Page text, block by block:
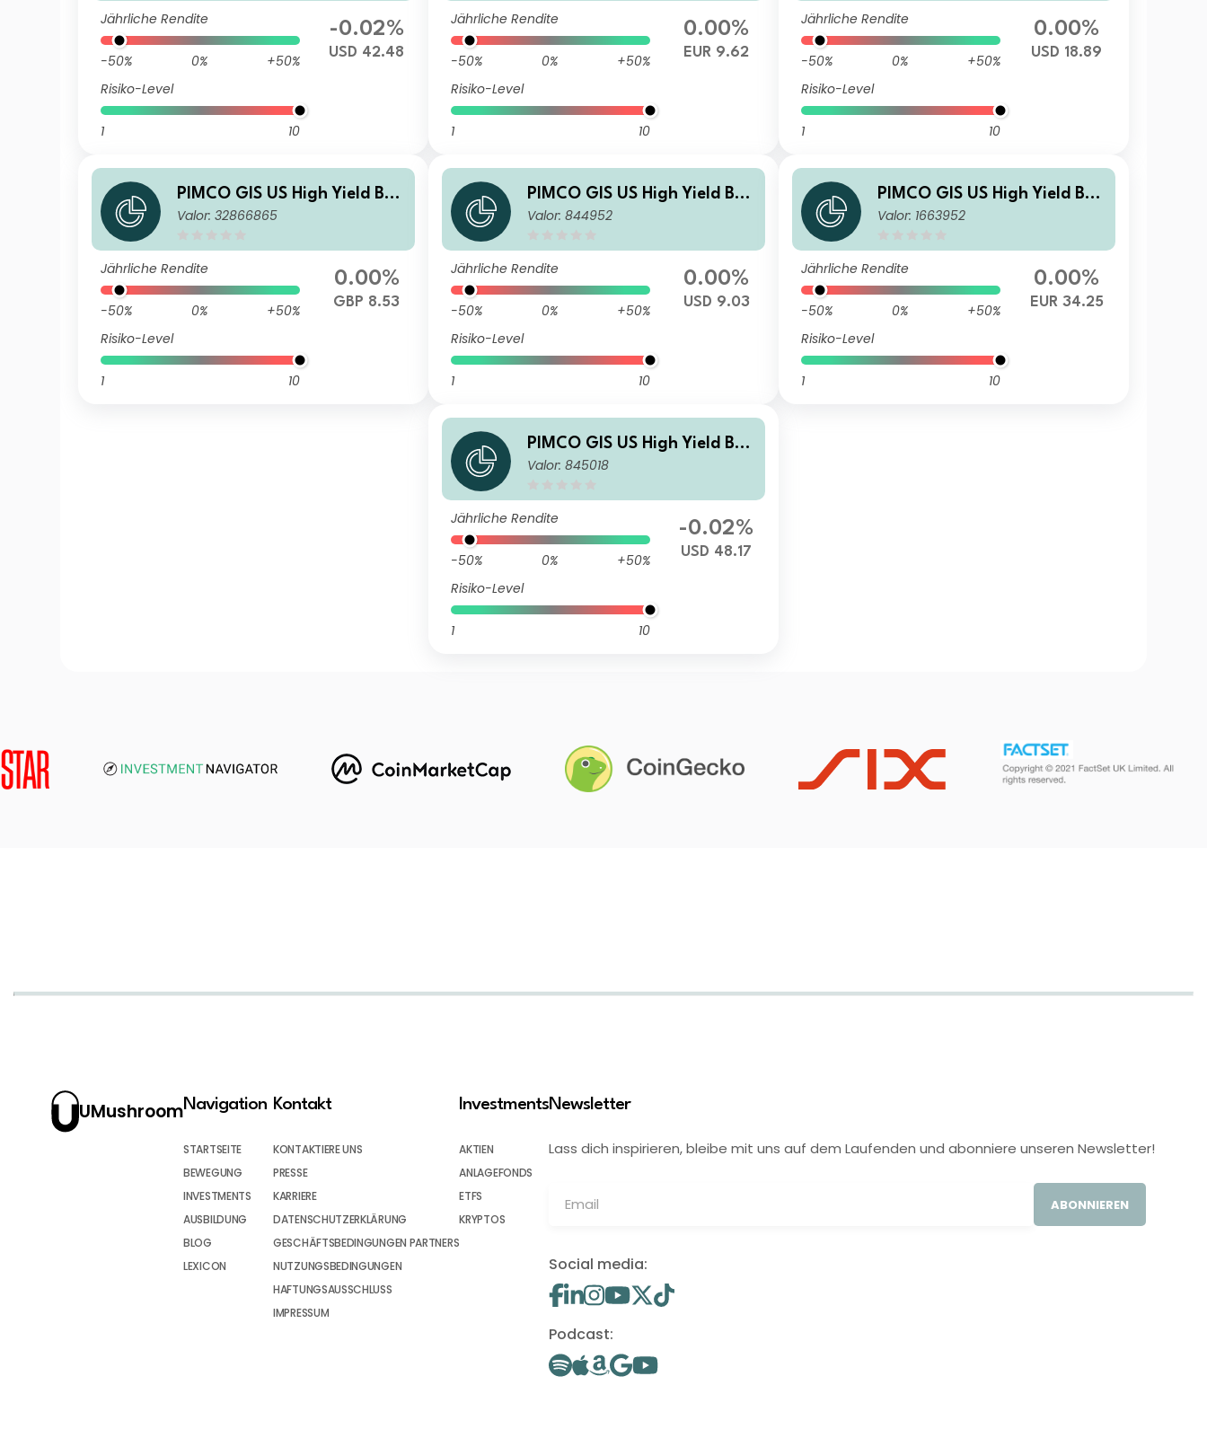
Jährliche Rendite
-50% 0%
+50%
Risiko-Level
1 10
-0.02%
USD 42.48
Jährliche Rendite
-50% 0%
+50%
Risiko-Level
1 10
0.00%
EUR 9.62
Jährliche Rendite
-50% 0%
+50%
Risiko-Level
1 10
0.00%
USD 18.89
PIMCO GIS US High Yield Bon
d Fund Institutional GBP (He
Valor: 32866865
Jährliche Rendite
-50% 0%
+50%
Risiko-Level
1 10
0.00%
GBP 8.53
PIMCO GIS US High Yield Bon
d Fund Institutional USD Inco
Valor: 844952
Jährliche Rendite
-50% 0%
+50%
Risiko-Level
1 10
0.00%
USD 9.03
PIMCO GIS US High Yield Bon
d Fund Institutional EUR (He
Valor: 1663952
Jährliche Rendite
-50% 0%
+50%
Risiko-Level
1 10
0.00%
EUR 34.25
PIMCO GIS US High Yield Bon
d Fund Institutional USD Acc
Valor: 845018
Jährliche Rendite
-50% 0%
+50%
Risiko-Level
1 10
-0.02%
USD 48.17
UMushroomNavigation
STARTSEITE
BEWEGUNG
INVESTMENTS
AUSBILDUNG
BLOG
LEXICON
Kontakt
KONTAKTIERE UNS
PRESSE
KARRIERE
DATENSCHUTZERKLÄRUNG
GESCHÄFTSBEDINGUNGEN PARTNERS
NUTZUNGSBEDINGUNGEN
HAFTUNGSAUSSCHLUSS
IMPRESSUM
Investments
AKTIEN
ANLAGEFONDS
ETFS
KRYPTOS
Newsletter
Lass dich inspirieren, bleibe mit uns auf dem Laufenden und abonniere unseren Newsletter!
ABONNIEREN
Social media:
Podcast: